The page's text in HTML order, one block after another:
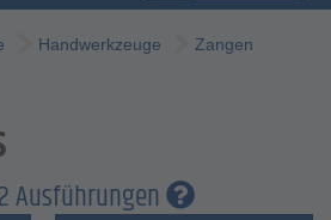
Handwerkzeuge
Zangen
Ausführungen